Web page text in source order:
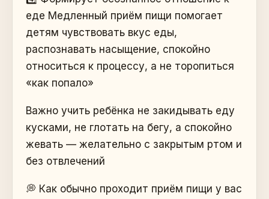
еде Медленный приём пищи помогает
детям чувствовать вкус еды,
распознавать насыщение, спокойно
относиться к процессу, а не торопиться
«как попало»
Важно учить ребёнка не закидывать еду
кусками, не глотать на бегу, а спокойно
жевать — желательно с закрытым ртом и
без отвлечений
💭 Как обычно проходит приём пищи у вас